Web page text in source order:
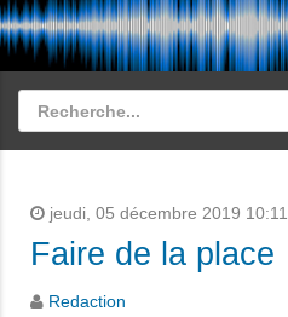
jeudi, 05 décembre 2019 10:11
Faire de la place
Redaction